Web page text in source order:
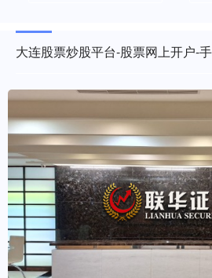
大连股票炒股平台-股票网上开户-